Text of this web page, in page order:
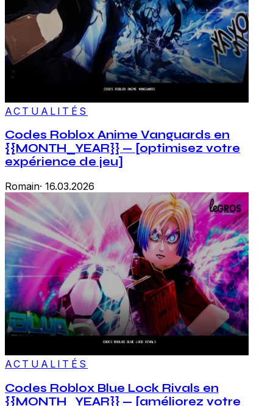
ACTUALITÉS
Codes Roblox Anime Vanguards en
{{MONTH_YEAR}} — [optimisez votre
expérience de jeu]
Romain· 16.03.2026
ACTUALITÉS
Codes Roblox Blue Lock Rivals en
{{MONTH_YEAR}} — [améliorez votre